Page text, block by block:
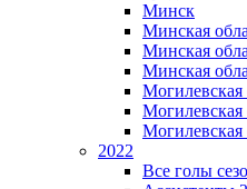
Минск
Минская
Минская
Минская
Могилевская
Могилевская
2022
Все голы